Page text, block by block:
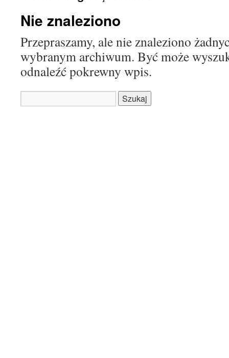
Nie znaleziono
Przepraszamy, ale nie znaleziono
wybranym archiwum. Być może
odnaleźć pokrewny wpis.